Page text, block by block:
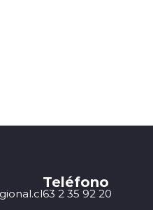
Teléfono
63 2 35 92 20